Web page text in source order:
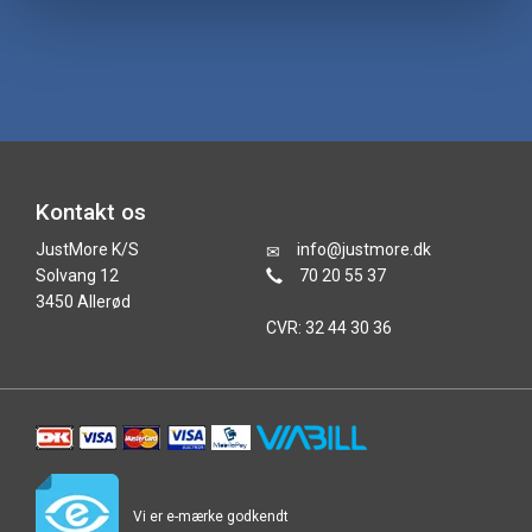
Kontakt os
JustMore K/S
Solvang 12
3450 Allerød
info@justmore.dk
70 20 55 37
CVR: 32 44 30 36
Vi er e-mærke godkendt